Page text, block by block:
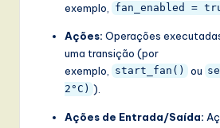
exemplo,
fan_enabled =
Ações: Operações
uma transição (por
exemplo,
start_fan() ou
2°C) ).
Ações de Entrada/Saída: